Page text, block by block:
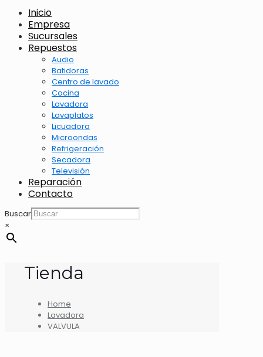
Inicio
Empresa
Sucursales
Repuestos
Audio
Batidoras
Centro de lavado
Cocina
Lavadora
Lavaplatos
Licuadora
Microondas
Refrigeración
Secadora
Televisión
Reparación
Contacto
Buscar
×
Tienda
Home
Lavadora
VALVULA